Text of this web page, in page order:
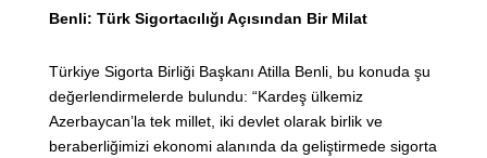
Benli: Türk Sigortacılığı Açısından Bir Milat
Türkiye Sigorta Birliği Başkanı Atilla Benli, bu konuda şu
değerlendirmelerde bulundu: “Kardeş ülkemiz
Azerbaycan’la tek millet, iki devlet olarak birlik ve
beraberliğimizi ekonomi alanında da geliştirmede sigorta